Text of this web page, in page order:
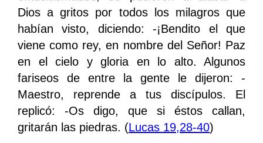
Dios a gritos por todos los milagros que
habían visto, diciendo: -¡Bendito el que
viene como rey, en nombre del Señor! Paz
en el cielo y gloria en lo alto. Algunos
fariseos de entre la gente le dijeron: -
Maestro, reprende a tus discípulos. El
replicó: -Os digo, que si éstos callan,
gritarán las piedras. (Lucas 19,28-40)